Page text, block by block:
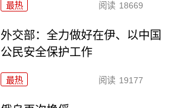
最热 阅读 18669
外交部：全力做好在伊、以中国
公民安全保护工作
最热 阅读 19177